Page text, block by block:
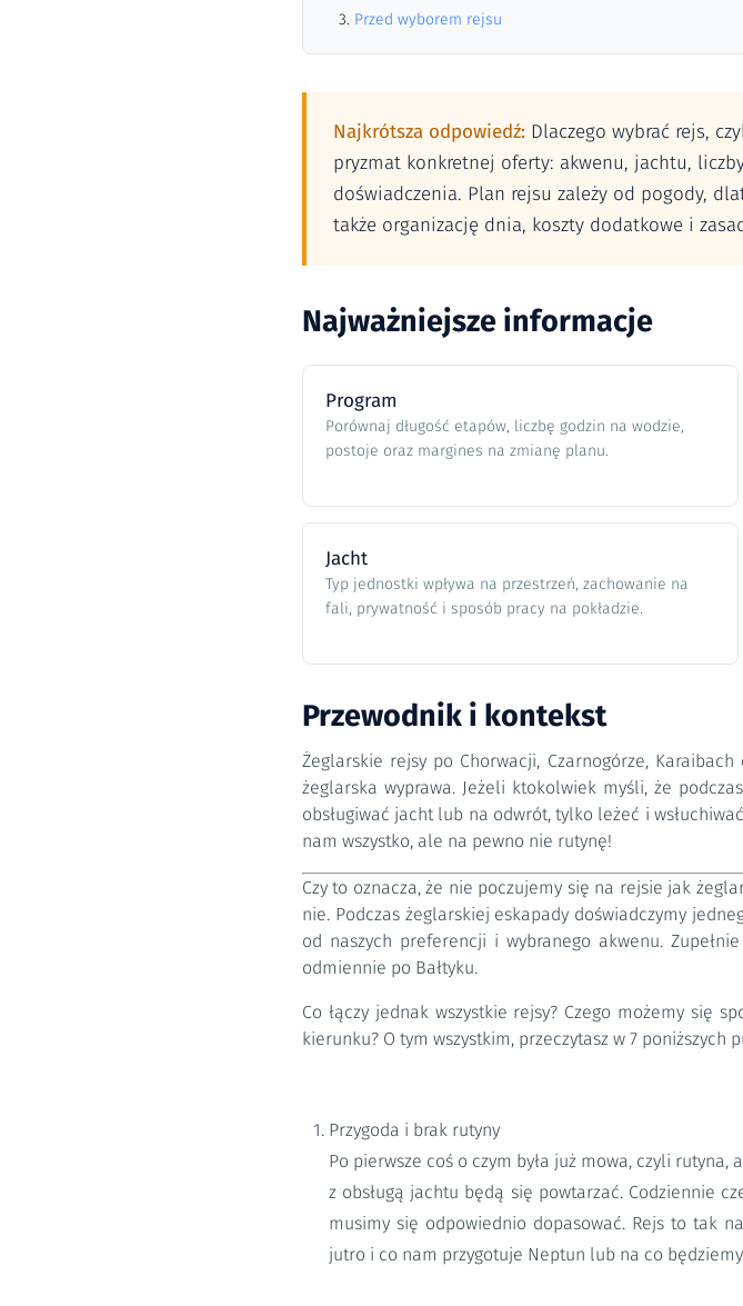
Przed wyborem rejsu
Najkrótsza odpowiedź: Dlaczego wybrać rejs,
pryzmat konkretnej oferty: akwenu, jachtu,
doświadczenia. Plan rejsu zależy od pogody,
także organizację dnia, koszty dodatkowe i
Najważniejsze informacje
Program
Porównaj długość etapów, liczbę godzin na wodzie,
postoje oraz margines na zmianę planu.
Jacht
Typ jednostki wpływa na przestrzeń, zachowanie na
fali, prywatność i sposób pracy na pokładzie.
Przewodnik i kontekst
Żeglarskie rejsy po Chorwacji, Czarnogórze,
żeglarska wyprawa. Jeżeli ktokolwiek myśli, że
obsługiwać jacht lub na odwrót, tylko leżeć i
nam wszystko, ale na pewno nie rutynę!
Czy to oznacza, że nie poczujemy się na rejsie jak
nie. Podczas żeglarskiej eskapady doświadczymy
od naszych preferencji i wybranego akwenu.
odmiennie po Bałtyku.
Co łączy jednak wszystkie rejsy? Czego możemy się
kierunku? O tym wszystkim, przeczytasz w 7 poniższych
Przygoda i brak rutyny
Po pierwsze coś o czym była już mowa, czyli rutyna,
z obsługą jachtu będą się powtarzać. Codziennie
musimy się odpowiednio dopasować. Rejs to tak
jutro i co nam przygotuje Neptun lub na co